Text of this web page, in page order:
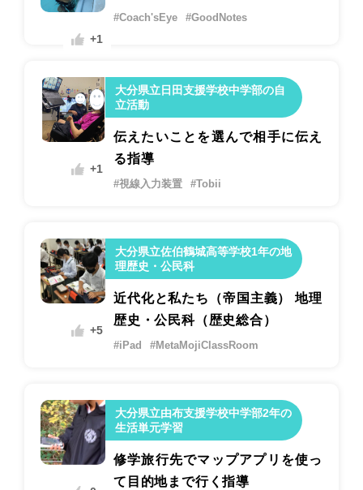
+1
#Coach'sEye #GoodNotes
大分県立日田支援学校中学部の自
立活動
+1
伝えたいことを選んで相手に伝え
る指導
#視線入力装置 #Tobii
大分県立佐伯鶴城高等学校1年の地
理歴史・公民科
+5
近代化と私たち（帝国主義） 地理
歴史・公民科（歴史総合）
#iPad #MetaMojiClassRoom
大分県立由布支援学校中学部2年の
生活単元学習
修学旅行先でマップアプリを使っ
て目的地まで行く指導